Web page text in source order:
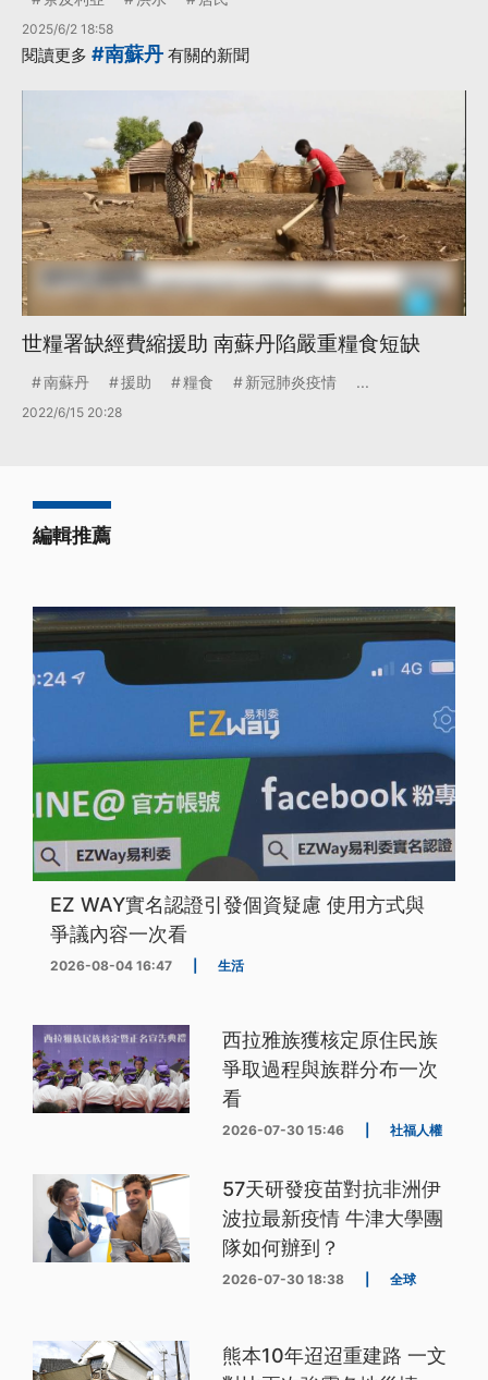
2025/6/2 18:58
閱讀更多 #南蘇丹 有關的新聞
世糧署缺經費縮援助 南蘇丹陷嚴重糧食短缺
南蘇丹 援助 糧食 新冠肺炎疫情 ...
2022/6/15 20:28
編輯推薦
EZ WAY實名認證引發個資疑慮 使用方式與
爭議內容一次看
2026-08-04 16:47 生活
西拉雅族獲核定原住民族
爭取過程與族群分布一次
看
2026-07-30 15:46 社福人權
57天研發疫苗對抗非洲伊
波拉最新疫情 牛津大學團
隊如何辦到？
2026-07-30 18:38 全球
熊本10年迢迢重建路 一文